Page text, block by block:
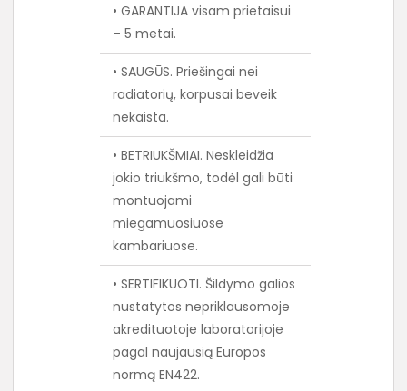
• GARANTIJA visam prietaisui
– 5 metai.
• SAUGŪS. Priešingai nei
radiatorių, korpusai beveik
nekaista.
• BETRIUKŠMIAI. Neskleidžia
jokio triukšmo, todėl gali būti
montuojami
miegamuosiuose
kambariuose.
• SERTIFIKUOTI. Šildymo galios
nustatytos nepriklausomoje
akredituotoje laboratorijoje
pagal naujausią Europos
normą EN422.